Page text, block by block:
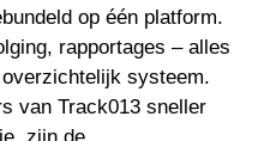
op één platform.
rapportages – alles
systeem.
van Track013 sneller
zijn de